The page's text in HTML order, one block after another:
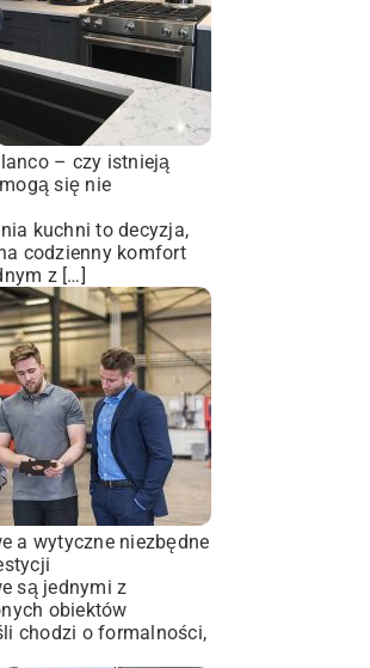
– czy istnieją
się nie
kuchni to decyzja,
codzienny komfort
z […]
a wytyczne niezbędne
są jednymi z
obiektów
chodzi o formalności,